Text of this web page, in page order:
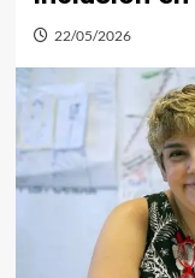
22/05/2026